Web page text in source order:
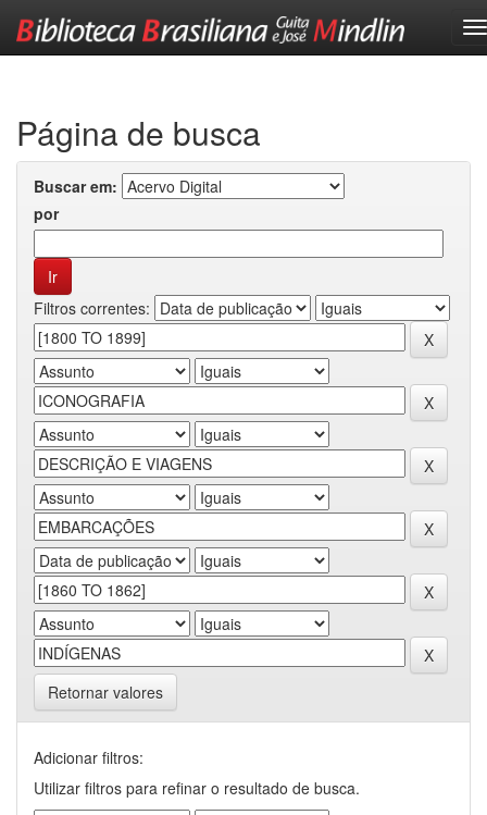
Página de busca
Buscar em:
por
Filtros correntes:
Retornar valores
Adicionar filtros:
Utilizar filtros para refinar o resultado de busca.